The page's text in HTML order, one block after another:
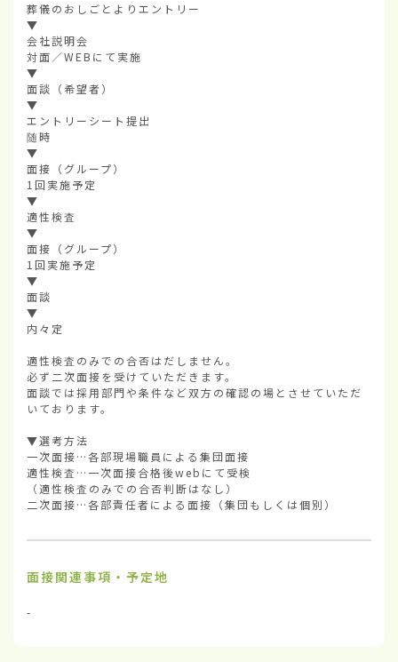
葬儀のおしごとよりエントリー
▼
会社説明会
対面／WEBにて実施
▼
面談（希望者）
▼
エントリーシート提出
随時
▼
面接（グループ）
1回実施予定
▼
適性検査
▼
面接（グループ）
1回実施予定
▼
面談
▼
内々定
適性検査のみでの合否はだしません。
必ず二次面接を受けていただきます。
面談では採用部門や条件など双方の確認の場とさせていただ
いております。
▼選考方法
一次面接…各部現場職員による集団面接
適性検査…一次面接合格後webにて受検
（適性検査のみでの合否判断はなし）
二次面接…各部責任者による面接（集団もしくは個別）
面接関連事項・予定地
-